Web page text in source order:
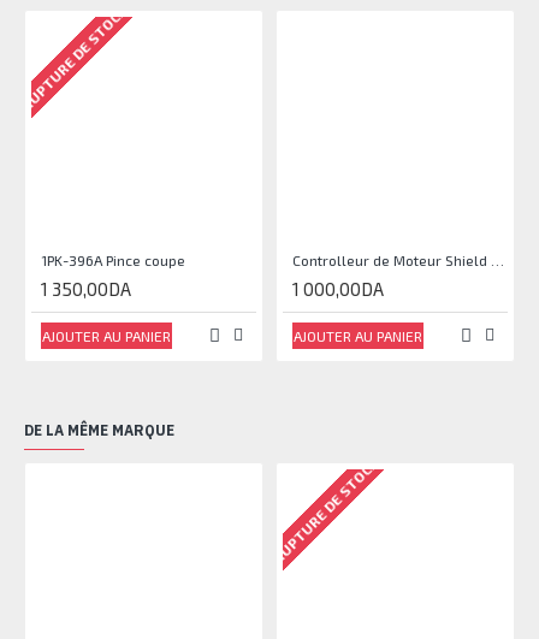
RUPTURE DE STOCK
1PK-396A Pince coupe
1 350,00DA
AJOUTER AU PANIER
1 000,00DA
AJOUTER AU PANIER
DE LA MÊME MARQUE
RUPTURE DE STOCK